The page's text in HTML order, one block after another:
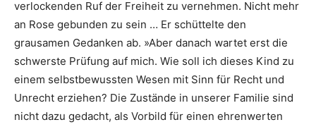
verlockenden Ruf der Freiheit zu vernehmen. Nicht mehr
an Rose gebunden zu sein … Er schüttelte den
grausamen Gedanken ab. »Aber danach wartet erst die
schwerste Prüfung auf mich. Wie soll ich dieses Kind zu
einem selbstbewussten Wesen mit Sinn für Recht und
Unrecht erziehen? Die Zustände in unserer Familie sind
nicht dazu gedacht, als Vorbild für einen ehrenwerten